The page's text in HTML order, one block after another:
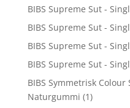
BIBS Supreme Sut -
BIBS Supreme Sut -
BIBS Supreme Sut -
BIBS Supreme Sut -
BIBS Symmetrisk Colour
Naturgummi (1)